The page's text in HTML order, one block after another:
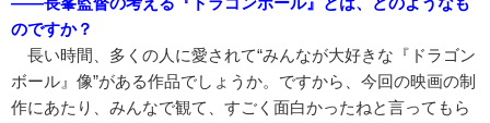
のですか？
長い時間、多くの人に愛されて“みんなが大好きな『ドラゴン
ボール』像”がある作品でしょうか。ですから、今回の映画の制
作にあたり、みんなで観て、すごく面白かったねと言ってもら